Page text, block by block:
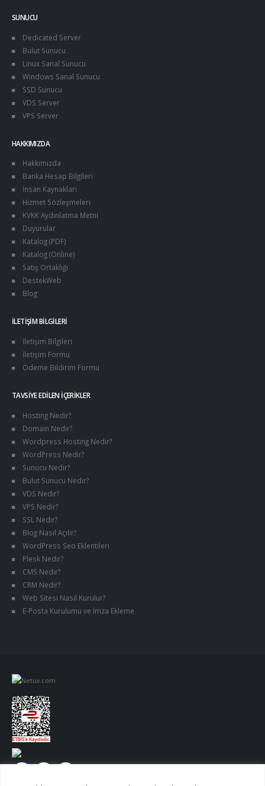
SUNUCU
Dedicated Server
Bulut Sunucu
Linux Sanal Sunucu
Windows Sanal Sunucu
SSD Sunucu
VDS Server
VPS Server
HAKKIMIZDA
Hakkımızda
Banka Hesap Bilgileri
İnsan Kaynakları
Hizmet Sözleşmeleri
KVKK Aydınlatma Metni
Duyurular
Katalog (PDF)
Katalog (Online)
Satış Ortaklığı
DestekWeb
Blog
İLETIŞIM BILGILERI
İletişim Bilgileri
İletişim Formu
Ödeme Bildirim Formu
TAVSIYE EDILEN İÇERIKLER
Hosting Nedir?
Domain Nedir?
Wordpress Hosting Nedir?
WordPress Nedir?
Sunucu Nedir?
Bulut Sunucu Nedir?
VDS Nedir?
VPS Nedir?
SSL Nedir?
Blog Nasıl Açılır?
WordPress Seo Eklentileri
Plesk Nedir?
CMS Nedir?
CRM Nedir?
Web Sitesi Nasıl Kurulur?
E-Posta Kurulumu ve İmza Ekleme